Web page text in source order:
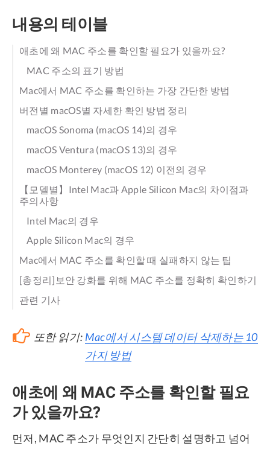
내용의 테이블
애초에 왜 MAC 주소를 확인할 필요가 있을까요?
MAC 주소의 표기 방법
Mac에서 MAC 주소를 확인하는 가장 간단한 방법
버전별 macOS별 자세한 확인 방법 정리
macOS Sonoma (macOS 14)의 경우
macOS Ventura (macOS 13)의 경우
macOS Monterey (macOS 12) 이전의 경우
【모델별】Intel Mac과 Apple Silicon Mac의 차이점과
주의사항
Intel Mac의 경우
Apple Silicon Mac의 경우
Mac에서 MAC 주소를 확인할 때 실패하지 않는 팁
[총정리]보안 강화를 위해 MAC 주소를 정확히 확인하기
관련 기사
또한 읽기: Mac에서 시스템 데이터 삭제하는 10
가지 방법
애초에 왜 MAC 주소를 확인할 필요
가 있을까요?
먼저, MAC 주소가 무엇인지 간단히 설명하고 넘어